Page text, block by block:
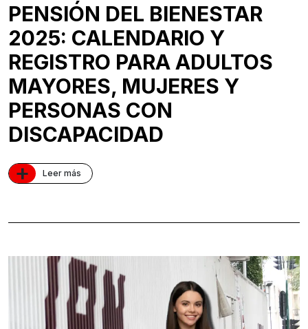
PENSIÓN DEL BIENESTAR
2025: CALENDARIO Y
REGISTRO PARA ADULTOS
MAYORES, MUJERES Y
PERSONAS CON
DISCAPACIDAD
+ Leer más